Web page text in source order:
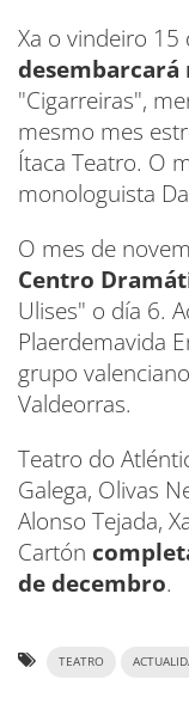
Xa o vindeiro
desembarcará
"Cigarreiras",
mesmo mes
Ítaca Teatro. O
monologuista
O mes de
Centro
Ulises" o día 6.
Plaerdemavida
grupo
Valdeorras.
Teatro do
Galega, Olivas
Alonso Tejada,
Cartón
de decembro.
TEATRO